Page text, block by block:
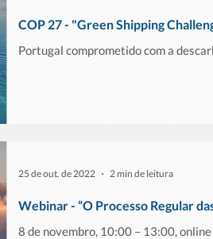
COP 27 - "Green Shipping
Portugal comprometido com a
Webinar - “O Processo Regular
8 de novembro, 10:00 – 13:00, online
25 de out. de 2022 2 min de leitura